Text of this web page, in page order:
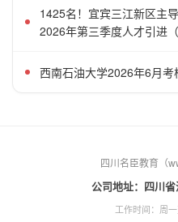
1425名！宜宾三江新区主
2026年第三季度人才引进
西南石油大学2026年6月
四川名臣教育（
公司地址：四川
工作时间：周